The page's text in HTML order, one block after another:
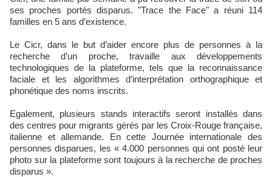
ses proches portés disparus. "Trace the Face" a réuni 114
familles en 5 ans d’existence.
Le Cicr, dans le but d’aider encore plus de personnes à la
recherche d’un proche, travaille aux développements
technologiques de la plateforme, tels que la reconnaissance
faciale et les algorithmes d’interprétation orthographique et
phonétique des noms inscrits.
Egalement, plusieurs stands interactifs seront installés dans
des centres pour migrants gérés par les Croix-Rouge française,
italienne et allemande. En cette Journée internationale des
personnes disparues, les « 4.000 personnes qui ont posté leur
photo sur la plateforme sont toujours à la recherche de proches
disparus ».